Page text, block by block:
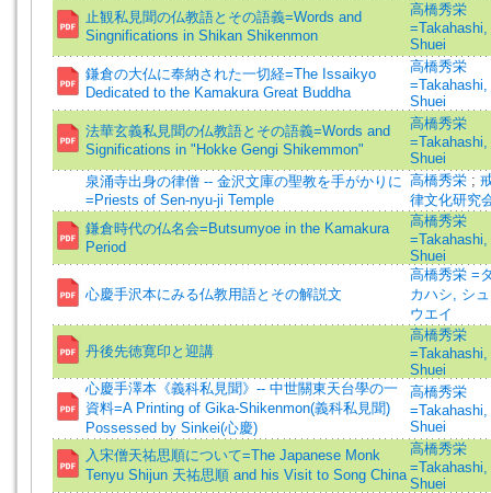
止観私見聞の仏教語とその語義=Words and
Singnifications in Shikan Shikenmon
高橋秀栄
=Takahashi,
Shuei
鎌倉の大仏に奉納された一切経=The Issaikyo
Dedicated to the Kamakura Great Buddha
高橋秀栄
=Takahashi,
Shuei
法華玄義私見聞の仏教語とその語義=Words and
Significations in "Hokke Gengi Shikemmon"
高橋秀栄
=Takahashi,
Shuei
泉涌寺出身の律僧 -- 金沢文庫の聖教を手がかりに
=Priests of Sen-nyu-ji Temple
高橋秀栄 ;
律文化研究
鎌倉時代の仏名会=Butsumyoe in the Kamakura
Period
高橋秀栄
=Takahashi,
Shuei
心慶手沢本にみる仏教用語とその解説文
高橋秀栄 =
カハシ, シュ
ウエイ
丹後先徳寛印と迎講
高橋秀栄
=Takahashi,
Shuei
心慶手澤本《義科私見聞》-- 中世關東天台學の一
資料=A Printing of Gika-Shikenmon(義科私見聞)
Possessed by Sinkei(心慶)
高橋秀栄
=Takahashi,
Shuei
入宋僧天祐思順について=The Japanese Monk
Tenyu Shijun 天祐思順 and his Visit to Song China
高橋秀栄
=Takahashi,
Shuei